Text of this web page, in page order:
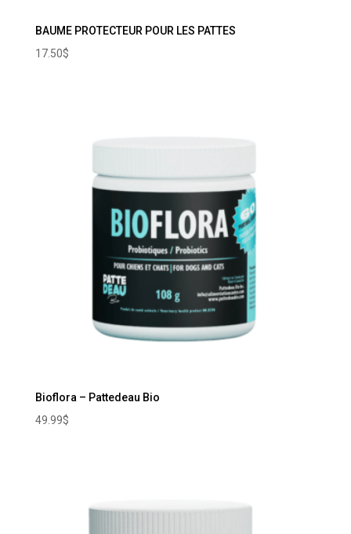
BAUME PROTECTEUR POUR LES PATTES
17.50$
Bioflora – Pattedeau Bio
49.99$